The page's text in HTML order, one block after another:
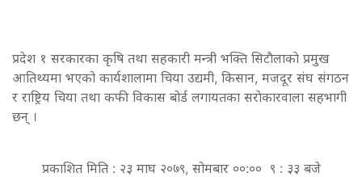
प्रदेश १ सरकारका कृषि तथा सहकारी मन्त्री भक्ति सिटाैलाकाे प्रमुख
आतिथ्यमा भएको कार्यशालामा चिया उद्यमी, किसान, मजदूर संघ संगठन
र राष्ट्रिय चिया तथा कफी विकास बोर्ड लगायतका सराेकारवाला सहभागी
छन् ।
प्रकाशित मिति : २३ माघ २०७९, सोमबार ००:०० ९ : ३३ बजे